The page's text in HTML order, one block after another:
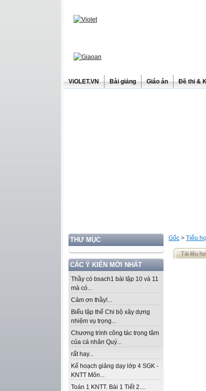
ViOLET.VN Bài giảng Giáo án Đề thi &
THƯ MỤC
CÁC Ý KIẾN MỚI NHẤT
Thầy có bsach1 bài tập 10 và 11
mà có...
Cảm ơn thầy!...
Biểu tập thể Chi bộ xây dựng
nhiệm vụ trọng...
Chương trình công tác trọng tâm
của cá nhân Quý...
rất hay...
Kế hoạch giảng dạy lớp 4 SGK -
KNTT Môn...
Toán 1 KNTT. Bài 1 Tiết 2....
Gốc > Tiểu
Tài liệu